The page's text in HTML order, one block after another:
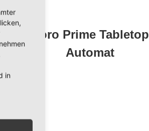
Koro Prime Tabletop
Automat
in